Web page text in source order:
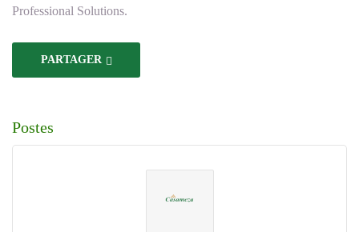
Professional Solutions.
PARTAGER
Postes